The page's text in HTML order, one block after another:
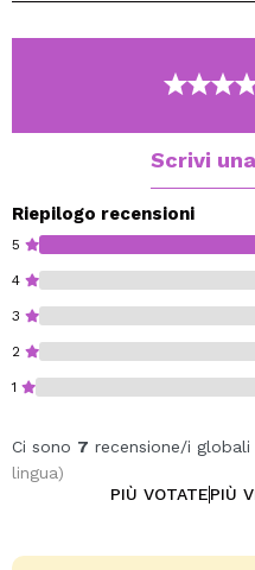
Vegan.
Scrivi
Riepilogo recensioni
5
4
3
2
1
Ci sono 7 recensione/i
lingua)
PIÙ VOTATEPIÙ